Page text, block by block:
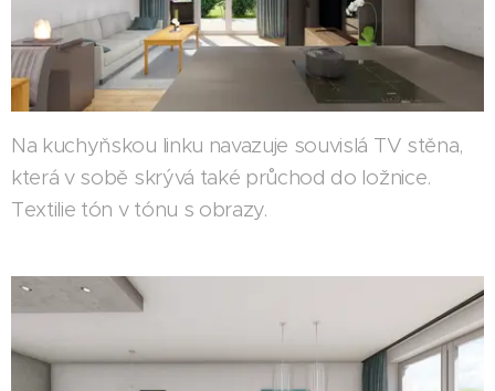
Na kuchyňskou linku navazuje souvislá TV stěna,
která v sobě skrývá také průchod do ložnice.
Textilie tón v tónu s obrazy.